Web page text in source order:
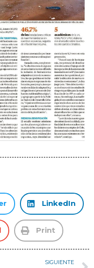
LinkedIn
Print
SIGUIENTE